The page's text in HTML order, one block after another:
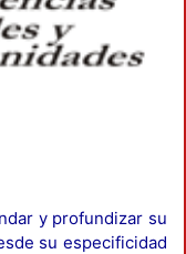
y profundizar su
su especificidad